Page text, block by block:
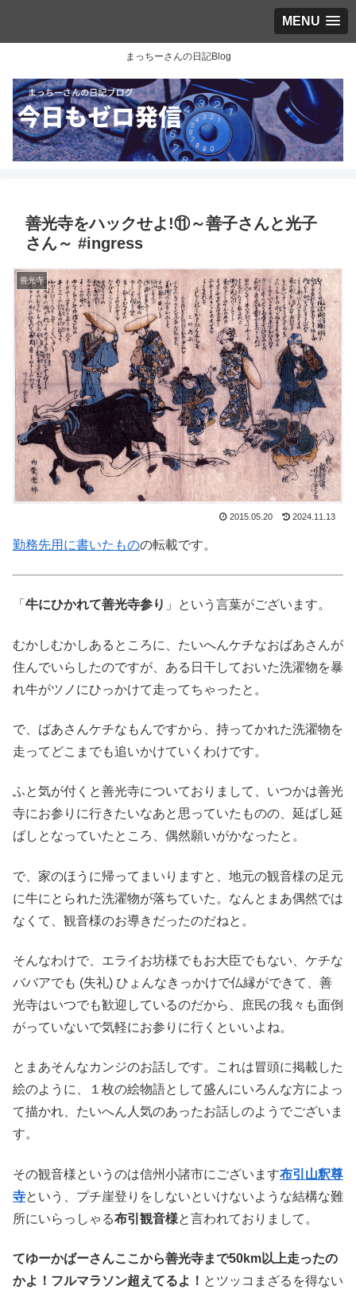
MENU
まっちーさんの日記Blog
善光寺をハックせよ!⑪～善子さんと光子
さん～ #ingress
善光寺
2015.05.20 2024.11.13
勤務先用に書いたものの転載です。
「 牛にひかれて善光寺参り 」という言葉がございます。
むかしむかしあるところに、たいへんケチなおばあさんが
住んでいらしたのですが、ある日干しておいた洗濯物を暴
れ牛がツノにひっかけて走ってちゃったと。
で、ばあさんケチなもんですから、持ってかれた洗濯物を
走ってどこまでも追いかけていくわけです。
ふと気が付くと善光寺についておりまして、いつかは善光
寺にお参りに行きたいなあと思っていたものの、延ばし延
ばしとなっていたところ、偶然願いがかなったと。
で、家のほうに帰ってまいりますと、地元の観音様の足元
に牛にとられた洗濯物が落ちていた。なんとまあ偶然では
なくて、観音様のお導きだったのだねと。
そんなわけで、エライお坊様でもお大臣でもない、ケチな
ババアでも (失礼) ひょんなきっかけで仏縁ができて、善
光寺はいつでも歓迎しているのだから、庶民の我々も面倒
がっていないで気軽にお参りに行くといいよね。
とまあそんなカンジのお話しです。これは冒頭に掲載した
絵のように、１枚の絵物語として盛んにいろんな方によっ
て描かれ、たいへん人気のあったお話しのようでございま
す。
その観音様というのは信州小諸市にございます布引山釈尊
寺という、プチ崖登りをしないといけないような結構な難
所にいらっしゃる布引観音様と言われておりまして。
てゆーかばーさんここから善光寺まで50km以上走ったの
かよ！フルマラソン超えてるよ！ とツッコまざるを得ない